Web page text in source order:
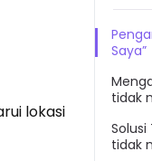
lokasi
Saya”
tidak
tidak